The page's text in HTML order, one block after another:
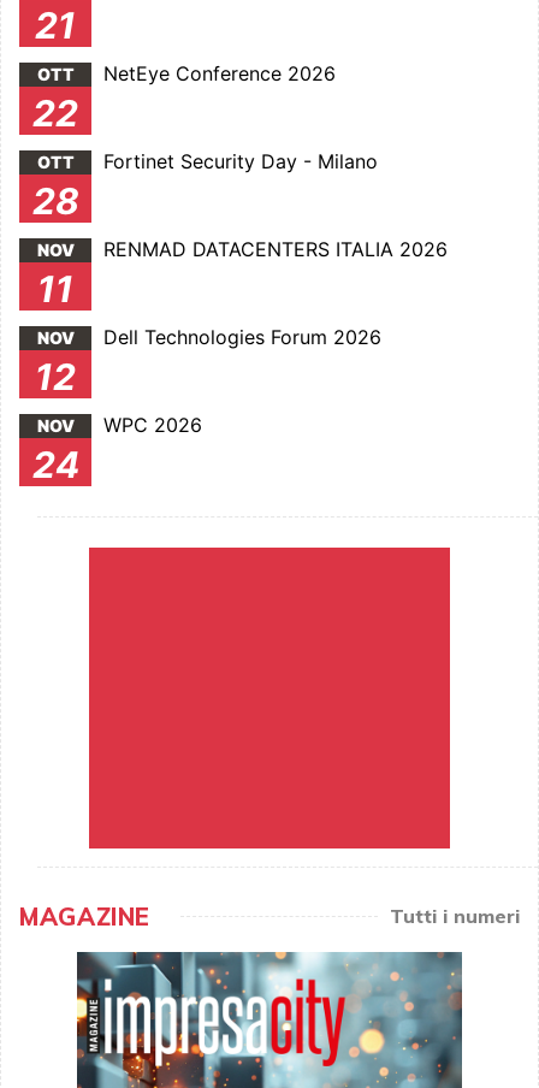
21
OTT
22
NetEye Conference 2026
OTT
28
Fortinet Security Day - Milano
NOV
11
RENMAD DATACENTERS ITALIA 2026
NOV
12
Dell Technologies Forum 2026
NOV
24
WPC 2026
MAGAZINE Tutti i numeri